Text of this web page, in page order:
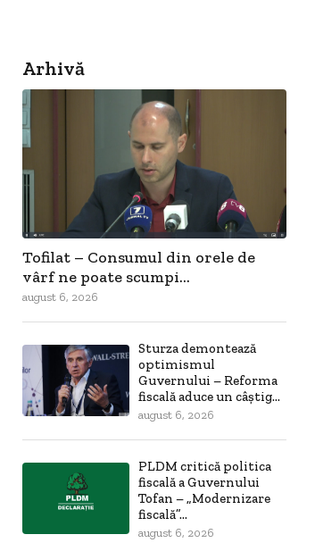
Arhivă
Tofilat – Consumul din orele de
vârf ne poate scumpi...
august 6, 2026
Sturza demontează
optimismul
Guvernului – Reforma
fiscală aduce un câștig...
august 6, 2026
PLDM critică politica
fiscală a Guvernului
Tofan – „Modernizare
fiscală”...
august 6, 2026